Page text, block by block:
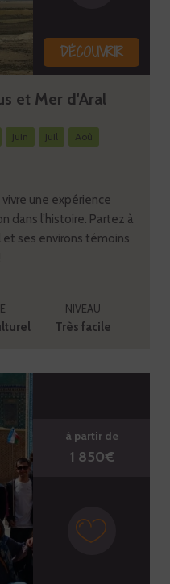
DÉCOUVRIR
et Mer d'Aral
Juin Juil
Aoû
une expérience
dans l’histoire. Partez à
et ses environs témoins
NIVEAU
Très facile
à partir de
1 850€